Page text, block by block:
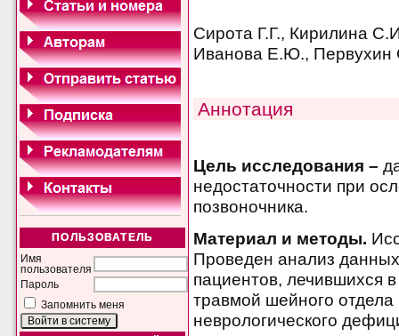
ПОЛЬЗОВАТЕЛЬ
Имя
пользователя
Пароль
Запомнить меня
Сирота Г.Г., Кирилина
Иванова Е.Ю., Первухин
Аннотация
Цель исследования –
недостаточности при
позвоночника.
Материал и методы.
Проведен анализ
пациентов, лечившихся
травмой шейного отдела
неврологического